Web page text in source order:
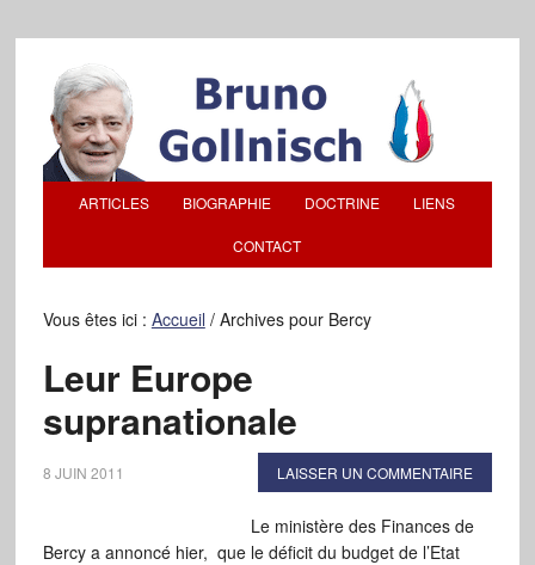
ARTICLES BIOGRAPHIE DOCTRINE LIENS
CONTACT
Vous êtes ici : Accueil /Archives pour Bercy
Leur Europe
supranationale
8 JUIN 2011 LAISSER UN COMMENTAIRE
Le ministère des Finances de
Bercy a annoncé hier, que le déficit du budget de l’Etat